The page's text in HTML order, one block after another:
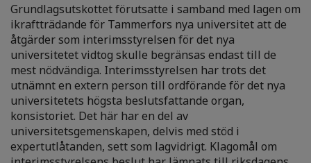
Grundlagsutskottet förutsatte i samband med lagen om
ikraftträdande för Tammerfors nya universitet att de
åtgärder som interimsstyrelsen för det nya
universitetet vidtog skulle begränsas endast till de
mest nödvändiga. Interimsstyrelsen har trots det
utnämnt en extern person till ordförande för det nya
universitetets högsta beslutsfattande organ,
konsistoriet. Det här har en del av
universitetsgemenskapen, delvis med stöd i
expertutlåtanden, sett som lagvidrigt. Klagomål om